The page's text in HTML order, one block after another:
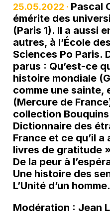
25.05.2022 · Pascal
émérite des
(Paris 1). Il a aussi
autres, à l’École
Sciences Po Paris.
parus : Qu’est-ce
histoire mondiale
comme une sainte,
(Mercure de
collection
Dictionnaire des
France et ce qu’il
livres de gratitude
De la peur à
Une histoire des
L’Unité d’un homme.
Modération : Jean